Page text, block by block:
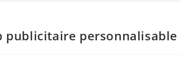
publicitaire personnalisable